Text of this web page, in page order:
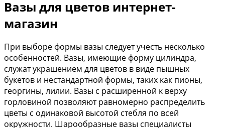
Вазы для цветов интернет-
магазин
При выборе формы вазы следует учесть несколько
особенностей. Вазы, имеющие форму цилиндра,
служат украшением для цветов в виде пышных
букетов и нестандартной формы, таких как пионы,
георгины, лилии. Вазы с расширенной к верху
горловиной позволяют равномерно распределить
цветы с одинаковой высотой стебля по всей
окружности. Шарообразные вазы специалисты